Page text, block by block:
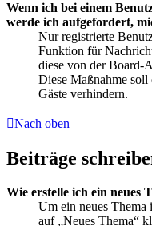
Wenn ich bei einem
werde ich aufgefordert,
Nur registrierte
Funktion für
diese von der Board-
Diese Maßnahme soll
Gäste verhindern.
Nach oben
Beiträge
Wie erstelle ich ein neues
Um ein neues Thema
auf „Neues Thema“